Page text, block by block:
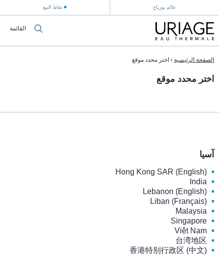
عالم يورياج نقاط البيع
القائمة
الصفحة الرئيسية › اختر محدد موقع
اختر محدد موقع
آسيا
Hong Kong SAR (English)
India
Lebanon (English)
Liban (Français)
Malaysia
Singapore
Việt Nam
台湾地区
香港特别行政区 (中文)